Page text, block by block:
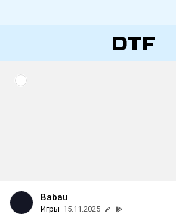
Babau
Игры 15.11.2025